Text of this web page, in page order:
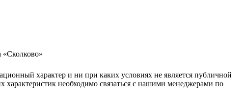
«Сколково»
характер и ни при каких условиях не является публичной
необходимо связаться с нашими менеджерами по